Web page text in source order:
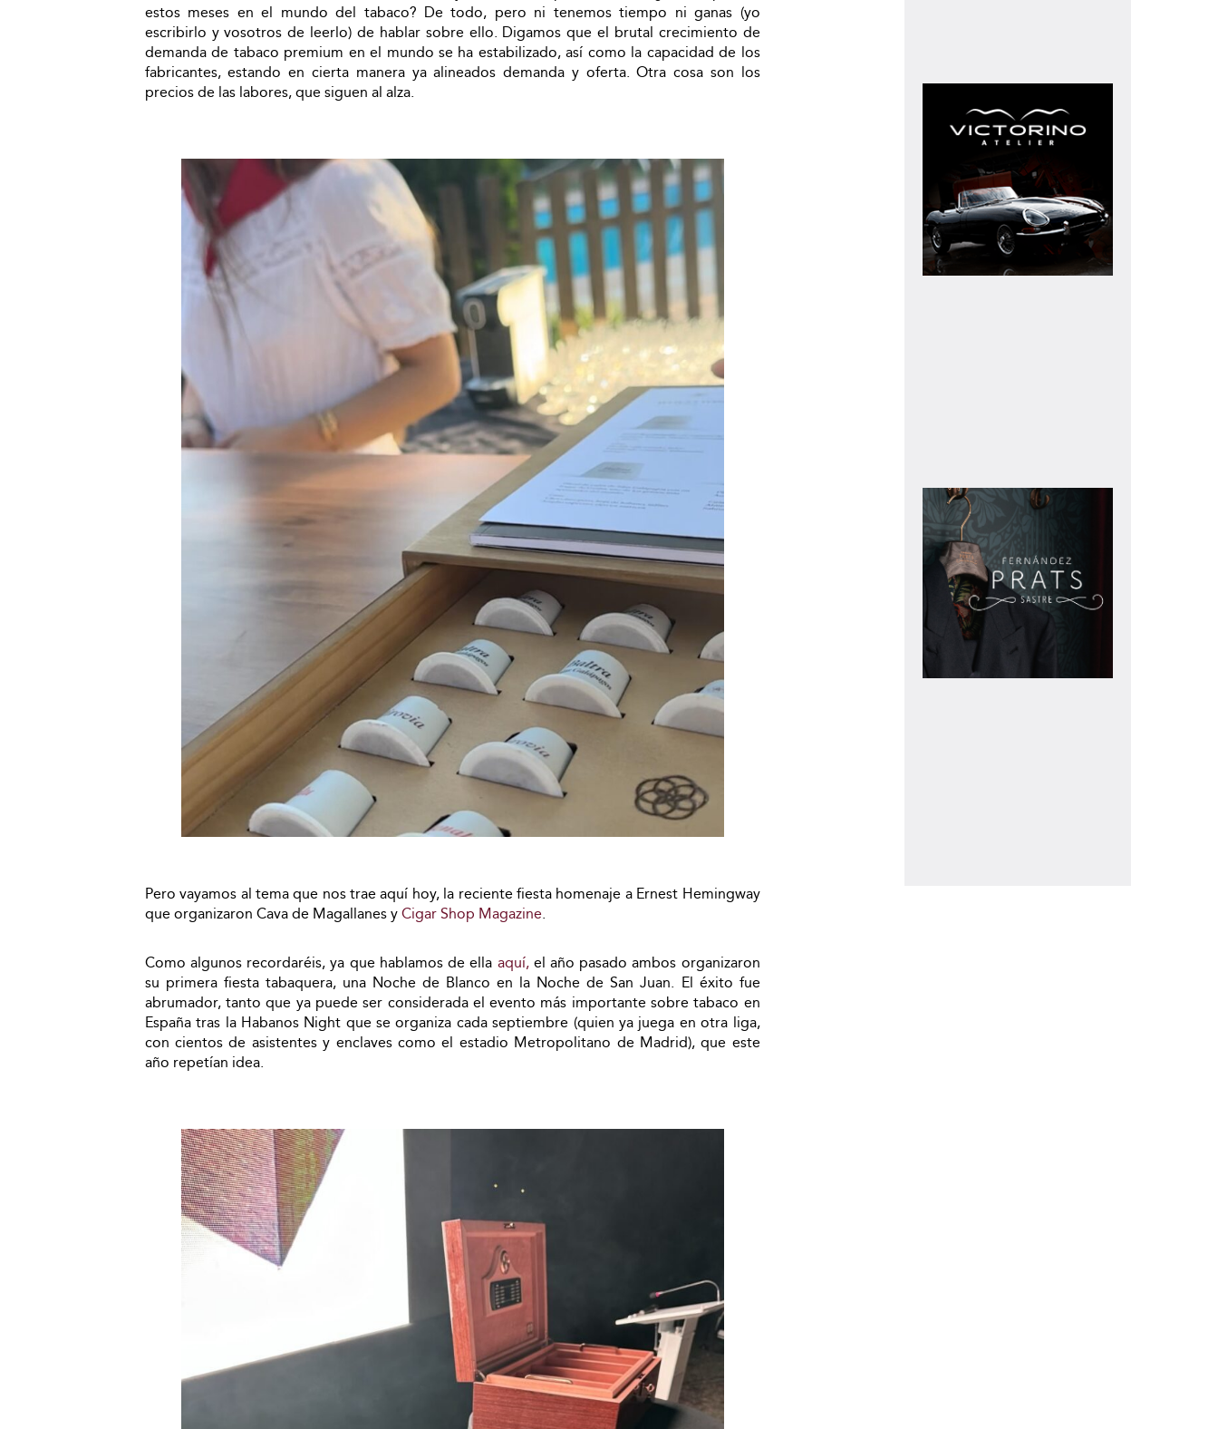
estos meses en el mundo del tabaco? De todo, pero ni tenemos tiempo ni ganas (yo
escribirlo y vosotros de leerlo) de hablar sobre ello. Digamos que el brutal crecimiento de
demanda de tabaco premium en el mundo se ha estabilizado, así como la capacidad de los
fabricantes, estando en cierta manera ya alineados demanda y oferta. Otra cosa son los
precios de las labores, que siguen al alza.
Pero vayamos al tema que nos trae aquí hoy, la reciente fiesta homenaje a Ernest Hemingway
que organizaron Cava de Magallanes y Cigar Shop Magazine.
Como algunos recordaréis, ya que hablamos de ella aquí,el año pasado ambos organizaron
su primera fiesta tabaquera, una Noche de Blanco en la Noche de San Juan. El éxito fue
abrumador, tanto que ya puede ser considerada el evento más importante sobre tabaco en
España tras la Habanos Night que se organiza cada septiembre (quien ya juega en otra liga,
con cientos de asistentes y enclaves como el estadio Metropolitano de Madrid), que este
año repetían idea.